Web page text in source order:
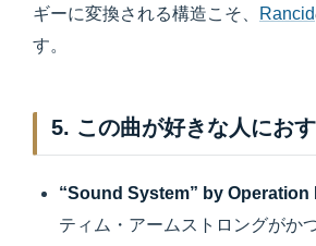
ギーに変換される構造こそ、
Rancid
す。
5. この曲が好きな人にお
“Sound System” by Operation
ティム・アームストロングがか